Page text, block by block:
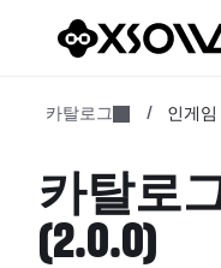
카탈로그 / 인게임
카탈로
(2.0.0)